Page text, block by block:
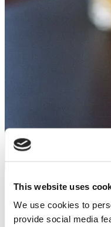
This website uses
We use cookies to
provide social media